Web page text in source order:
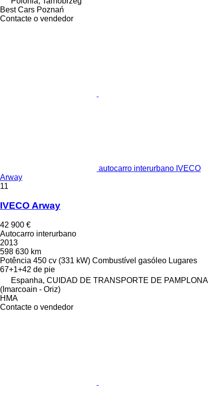
Best Cars Poznań
Contacte o vendedor
autocarro interurbano IVECO
Arway
11
IVECO Arway
42 900 €
Autocarro interurbano
2013
598 630 km
Potência 450 cv (331 kW) Combustível gasóleo Lugares
67+1+42 de pie
Espanha, CUIDAD DE TRANSPORTE DE PAMPLONA
(Imarcoain - Oriz)
HMA
Contacte o vendedor